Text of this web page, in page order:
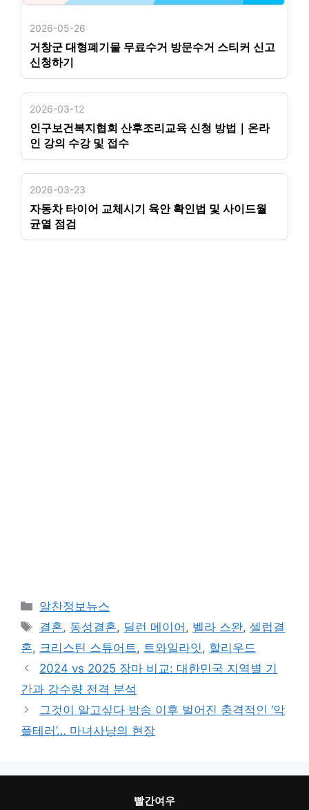
2026-05-26
거창군 대형폐기물 무료수거 방문수거 스티커 신고
신청하기
2026-03-12
인구보건복지협회 산후조리교육 신청 방법｜온라
인 강의 수강 및 접수
2026-03-23
자동차 타이어 교체시기 육안 확인법 및 사이드월
균열 점검
카
테
리
알찬정보뉴스
태
그
결혼, 동성결혼, 딜런 메이어 , 벨라 스완,셀럽결
혼, 크리스틴 스튜어트 , 트와일라잇 , 할리우드
2024 vs 2025 장마 비교: 대한민국 지역별 기
간과 강수량 전격 분석
그것이 알고싶다 방송 이후 벌어진 충격적인 ‘악
플테러’… 마녀사냥의 현장
빨간여우